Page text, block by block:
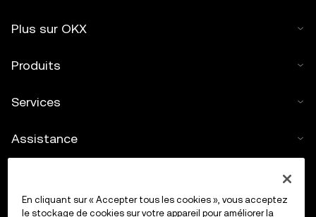
Plus sur OKX
Produits
Services
Assistance
Calculateur de cryptos
En cliquant sur « Accepter tous les cookies », vous acceptez
le stockage de cookies sur votre appareil pour améliorer la